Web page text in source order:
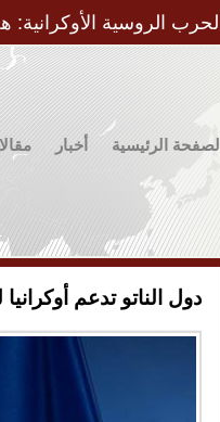
الحرب الروسية
الصفحة الرئيسية أخبار
دول الناتو تدعم